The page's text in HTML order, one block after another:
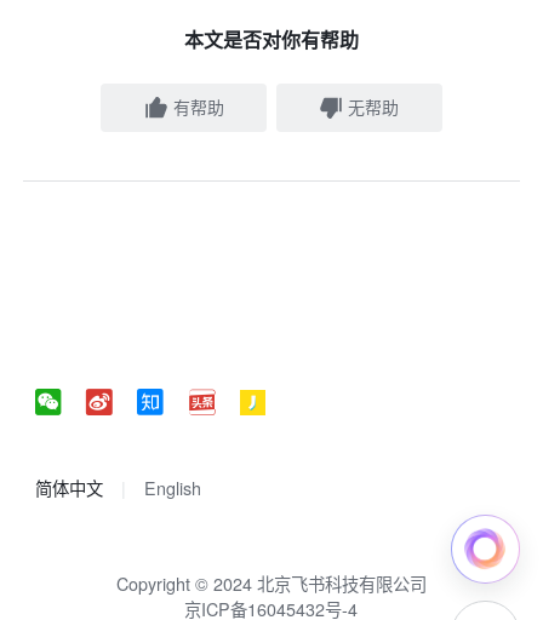
本文是否对你有帮助
有帮助 无帮助
简体中文 English
Copyright © 2024 北京飞书科技有限公司
京ICP备16045432号-4